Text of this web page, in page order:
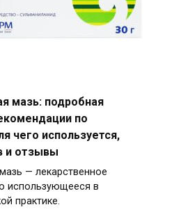
мазь: подробная
по
чего используется,
и отзывы
— лекарственное
использующееся в
практике.